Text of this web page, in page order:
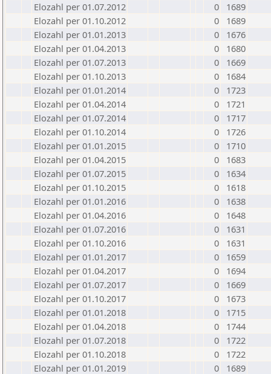
Elozahl per 01.07.2012
0
1689
Elozahl per 01.10.2012
0
1689
Elozahl per 01.01.2013
0
1676
Elozahl per 01.04.2013
0
1680
Elozahl per 01.07.2013
0
1669
Elozahl per 01.10.2013
0
1684
Elozahl per 01.01.2014
0
1723
Elozahl per 01.04.2014
0
1721
Elozahl per 01.07.2014
0
1717
Elozahl per 01.10.2014
0
1726
Elozahl per 01.01.2015
0
1710
Elozahl per 01.04.2015
0
1683
Elozahl per 01.07.2015
0
1634
Elozahl per 01.10.2015
0
1618
Elozahl per 01.01.2016
0
1638
Elozahl per 01.04.2016
0
1648
Elozahl per 01.07.2016
0
1631
Elozahl per 01.10.2016
0
1631
Elozahl per 01.01.2017
0
1659
Elozahl per 01.04.2017
0
1694
Elozahl per 01.07.2017
0
1669
Elozahl per 01.10.2017
0
1673
Elozahl per 01.01.2018
0
1715
Elozahl per 01.04.2018
0
1744
Elozahl per 01.07.2018
0
1722
Elozahl per 01.10.2018
0
1722
Elozahl per 01.01.2019
0
1689